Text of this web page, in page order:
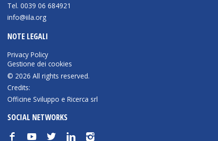
Tel. 0039 06 684921
info@iila.org
NOTE LEGALI
Privacy Policy
Gestione dei cookies
© 2026 All rights reserved.
Credits:
Officine Sviluppo e Ricerca srl
SOCIAL NETWORKS
f y t n i